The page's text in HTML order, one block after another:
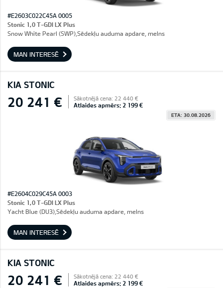
#E2603C022C45A 0005
Stonic 1,0 T-GDI LX Plus
Snow White Pearl (SWP),Sēdekļu auduma apdare, melns
MAN INTERESĒ
KIA STONIC
20 241 € Sākotnējā cena: 22 440 €
Atlaides apmērs: 2 199 €
ETA: 30.08.2026
#E2604C029C45A 0003
Stonic 1,0 T-GDI LX Plus
Yacht Blue (DU3),Sēdekļu auduma apdare, melns
MAN INTERESĒ
KIA STONIC
20 241 € Sākotnējā cena: 22 440 €
Atlaides apmērs: 2 199 €